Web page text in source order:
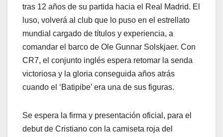
tras 12 años de su partida hacia el Real Madrid. El
luso, volverá al club que lo puso en el estrellato
mundial cargado de títulos y experiencia, a
comandar el barco de Ole Gunnar Solskjaer. Con
CR7, el conjunto inglés espera retomar la senda
victoriosa y la gloria conseguida años atrás
cuando el ‘Batipibe’ era una de sus figuras.
Se espera la firma y presentación oficial, para el
debut de Cristiano con la camiseta roja del